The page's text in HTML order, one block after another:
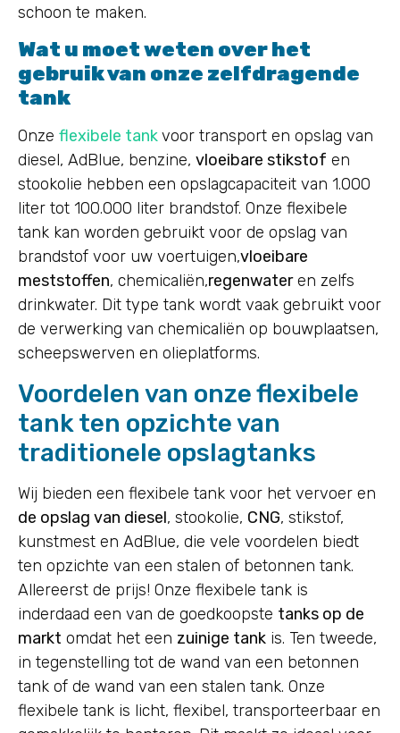
schoon te maken.
Wat u moet weten over het
gebruik van onze zelfdragende
tank
Onze flexibele tankvoor transport en opslag van
diesel, AdBlue, benzine, vloeibare stikstof en
stookolie hebben een opslagcapaciteit van 1.000
liter tot 100.000 liter brandstof. Onze flexibele
tank kan worden gebruikt voor de opslag van
brandstof voor uw voertuigen,vloeibare
meststoffen, chemicaliën,regenwateren zelfs
drinkwater. Dit type tank wordt vaak gebruikt voor
de verwerking van chemicaliën op bouwplaatsen,
scheepswerven en olieplatforms.
Voordelen van onze flexibele
tank ten opzichte van
traditionele opslagtanks
Wij bieden een flexibele tank voor het vervoer en
de opslag van diesel, stookolie, CNG, stikstof,
kunstmest en AdBlue, die vele voordelen biedt
ten opzichte van een stalen of betonnen tank.
Allereerst de prijs! Onze flexibele tank is
inderdaad een van de goedkoopste tanks op de
markt omdat het een zuinige tank is. Ten tweede,
in tegenstelling tot de wand van een betonnen
tank of de wand van een stalen tank. Onze
flexibele tank is licht, flexibel, transporteerbaar en